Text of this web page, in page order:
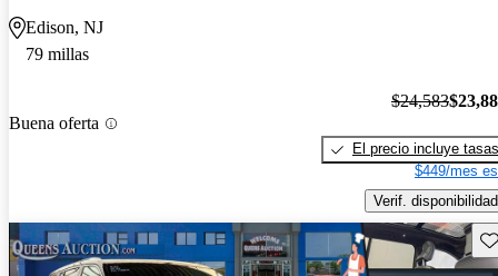
Edison, NJ
79 millas
Buena oferta
$24,583
El precio incluye tasas
$449/mes
Verif. disponibilidad